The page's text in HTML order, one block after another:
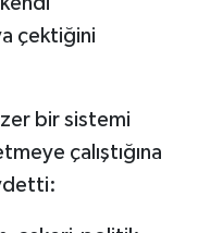
çektiğini
bir sistemi
çalıştığına